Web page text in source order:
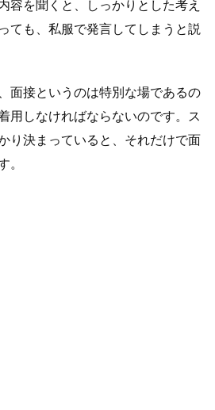
容を聞くと、しっかりとした考え
ても、私服で発言してしまうと説
面接というのは特別な場であるの
用しなければならないのです。ス
り決まっていると、それだけで面
。